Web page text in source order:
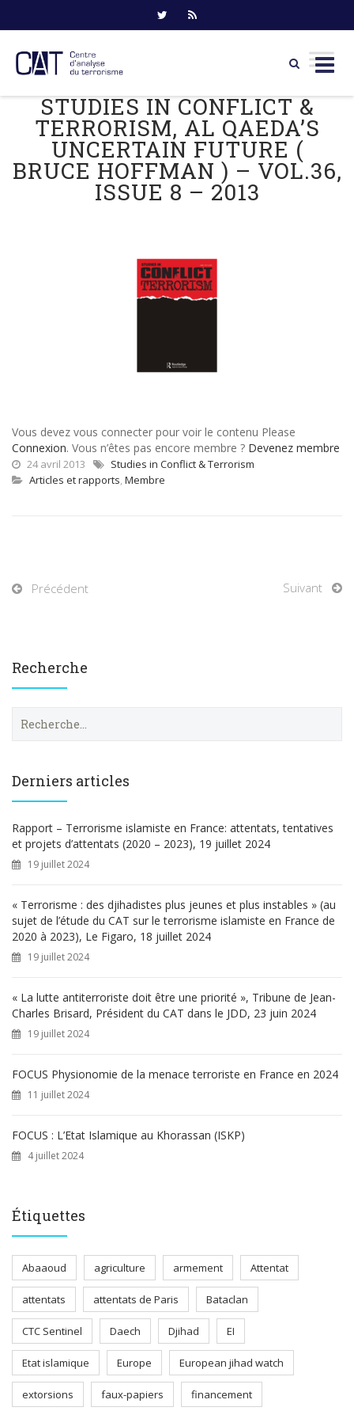
content
STUDIES IN CONFLICT &
TERRORISM, AL QAEDA’S
UNCERTAIN FUTURE (
BRUCE HOFFMAN ) – VOL.36,
ISSUE 8 – 2013
Vous devez vous connecter pour voir le contenu Please
Connexion. Vous n’êtes pas encore membre ? Devenez membre
24 avril 2013
Studies in Conflict & Terrorism
Articles et rapports, Membre
Précédent Suivant
Recherche
e
h
e
r
Derniers articles
Rapport – Terrorisme islamiste en France: attentats, tentatives
et projets d’attentats (2020 – 2023), 19 juillet 2024
19 juillet 2024
« Terrorisme : des djihadistes plus jeunes et plus instables » (au
sujet de l’étude du CAT sur le terrorisme islamiste en France de
2020 à 2023), Le Figaro, 18 juillet 2024
19 juillet 2024
« La lutte antiterroriste doit être une priorité », Tribune de Jean-
Charles Brisard, Président du CAT dans le JDD, 23 juin 2024
19 juillet 2024
FOCUS Physionomie de la menace terroriste en France en 2024
11 juillet 2024
FOCUS : L’Etat Islamique au Khorassan (ISKP)
4 juillet 2024
Étiquettes
Abaaoud agriculture armement Attentat
attentats attentats de Paris Bataclan
CTC Sentinel Daech Djihad EI
Etat islamique Europe European jihad watch
extorsions faux-papiers financement